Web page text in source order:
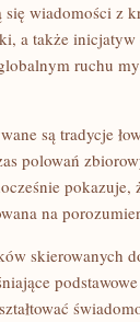
wiadomości z
a także
ruchu
są tradycje
polowań
pokazuje,
na
skierowanych